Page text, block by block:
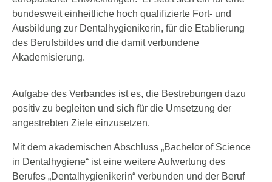
bundesweit einheitliche hoch qualifizierte Fort- und
Ausbildung zur Dentalhygienikerin, für die Etablierung
des Berufsbildes und die damit verbundene
Akademisierung.
Aufgabe des Verbandes ist es, die Bestrebungen dazu
positiv zu begleiten und sich für die Umsetzung der
angestrebten Ziele einzusetzen.
Mit dem akademischen Abschluss „Bachelor of Science
in Dentalhygiene“ ist eine weitere Aufwertung des
Berufes „Dentalhygienikerin“ verbunden und der Beruf